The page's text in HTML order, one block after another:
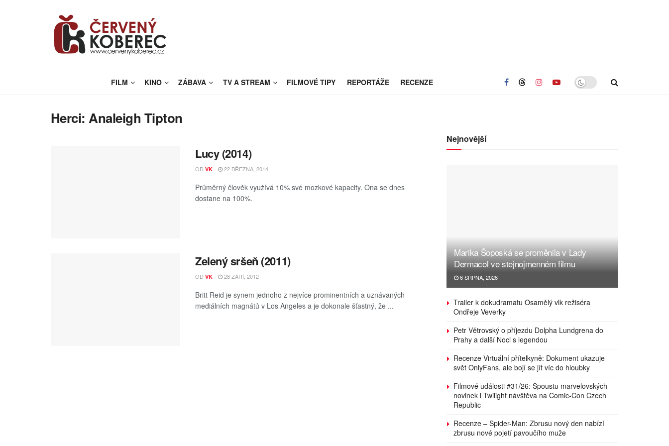
FILM KINO ZÁBAVA TV A STREAM FILMOVÉ TIPY REPORTÁŽE RECENZE
Herci:Analeigh Tipton
Lucy (2014)
OD VK 22 BŘEZNA, 2014
Průměrný člověk využívá 10% své mozkové kapacity. Ona se dnes
dostane na 100%.
Zelený sršeň (2011)
OD VK 28 ZÁŘÍ, 2012
Britt Reid je synem jednoho z nejvíce prominentních a uznávaných
mediálních magnátů v Los Angeles a je dokonale šťastný, že ...
Nejnovější
Marika Šoposká se proměnila v Lady
Dermacol ve stejnojmenném filmu
6 SRPNA, 2026
Trailer k dokudramatu Osamělý vlk režiséra
Ondřeje Veverky
Petr Větrovský o příjezdu Dolpha Lundgrena do
Prahy a další Noci s legendou
Recenze Virtuální přítelkyně: Dokument ukazuje
svět OnlyFans, ale bojí se jít víc do hloubky
Filmové události #31/26: Spoustu marvelovských
novinek i Twilight návštěva na Comic-Con Czech
Republic
Recenze – Spider-Man: Zbrusu nový den nabízí
zbrusu nové pojetí pavoučího muže